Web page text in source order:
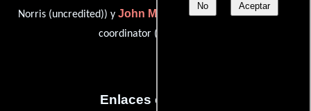
No Aceptar
Norris (uncredited)) y John Merchant(assistant production
coordinator (uncredited))
Enlaces externos